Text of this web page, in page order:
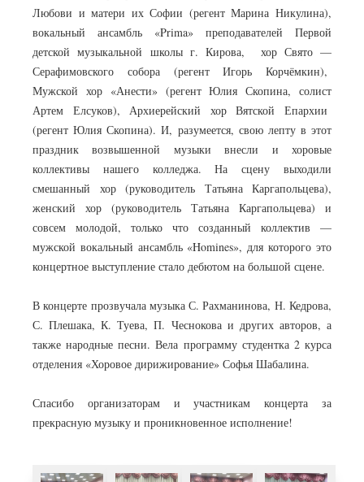
Любови и матери их Софии (регент Марина Никулина),
вокальный ансамбль «Prima» преподавателей Первой
детской музыкальной школы г. Кирова, хор Свято —
Серафимовского собора (регент Игорь Корчёмкин),
Мужской хор «Анести» (регент Юлия Скопина, солист
Артем Елсуков), Архиерейский хор Вятской Епархии
(регент Юлия Скопина). И, разумеется, свою лепту в этот
праздник возвышенной музыки внесли и хоровые
коллективы нашего колледжа. На сцену выходили
смешанный хор (руководитель Татьяна Каргапольцева),
женский хор (руководитель Татьяна Каргапольцева) и
совсем молодой, только что созданный коллектив —
мужской вокальный ансамбль «Homines», для которого это
концертное выступление стало дебютом на большой сцене.
В концерте прозвучала музыка С. Рахманинова, Н. Кедрова,
С. Плешака, К. Туева, П. Чеснокова и других авторов, а
также народные песни. Вела программу студентка 2 курса
отделения «Хоровое дирижирование» Софья Шабалина.
Спасибо организаторам и участникам концерта за
прекрасную музыку и проникновенное исполнение!